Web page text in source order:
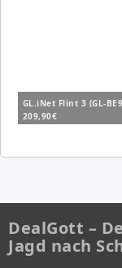
GL.iNet Flint 3 (GL-
209,90€
DealGott –
Jagd nach